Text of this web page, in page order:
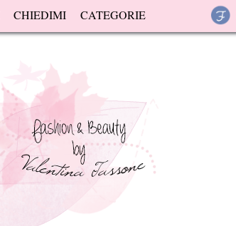
CHIEDIMI CATEGORIE